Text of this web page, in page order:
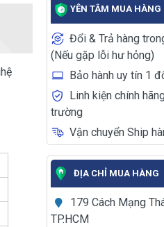
YÊN TÂM MUA HÀNG
Đổi & Trả hàng
(Nếu gặp lỗi hư hỏng)
Bảo hành uy tín 1
Linh kiện chính
trường
Vận chuyển Ship
ĐỊA CHỈ MUA HÀNG
179 Cách Mạng
TP.HCM